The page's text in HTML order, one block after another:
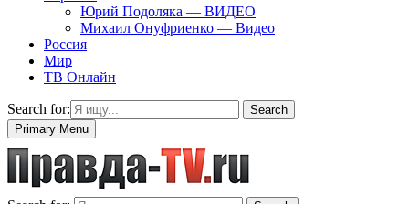
Юрий Подоляка — ВИДЕО
Михаил Онуфриенко — Видео
Россия
Мир
ТВ Онлайн
Search for:
Search
Primary Menu